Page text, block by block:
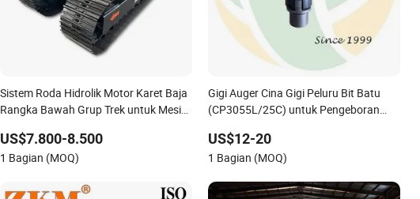
Sistem Roda Hidrolik Motor Karet Baja
Rangka Bawah Grup Trek untuk Mesin
Dumper 8t 10t 20t 30t
US$7.800-8.500
1 Bagian (MOQ)
Gigi Auger Cina Gigi Peluru Bit Batu
(CP3055L/25C) untuk Pengeboran
US$12-20
1 Bagian (MOQ)